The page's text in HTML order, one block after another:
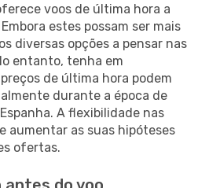
voos de última hora a
estes possam ser mais
diversas opções a pensar nas
entanto, tenha em
de última hora podem
durante a época de
A flexibilidade nas
aumentar as suas hipóteses
ofertas.